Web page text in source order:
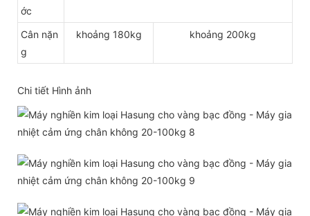
ớc
Cân nặn
g
khoảng 180kg khoảng 200kg
Chi tiết Hình ảnh